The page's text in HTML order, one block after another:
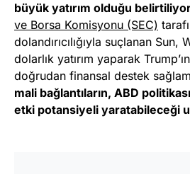
büyük yatırım olduğu
ve Borsa Komisyonu (SEC)
dolandırıcılığıyla suçlanan Sun,
dolarlık yatırım yaparak
doğrudan finansal destek
mali bağlantıların, ABD
etki potansiyeli yaratabileceği